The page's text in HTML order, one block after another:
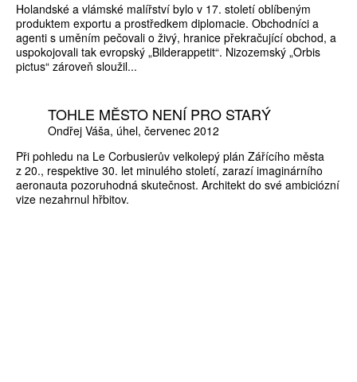
Holandské a vlámské malířství bylo v 17. století oblíbeným
produktem exportu a prostředkem diplomacie. Obchodníci a
agenti s uměním pečovali o živý, hranice překračující obchod, a
uspokojovali tak evropský „Bilderappetit“. Nizozemský „Orbis
pictus“ zároveň sloužil...
TOHLE MĚSTO NENÍ PRO STARÝ
Ondřej Váša úhel červenec 2012
Při pohledu na Le Corbusierův velkolepý plán Zářícího města
z 20., respektive 30. let minulého století, zarazí imaginárního
aeronauta pozoruhodná skutečnost. Architekt do své ambiciózní
vize nezahrnul hřbitov.